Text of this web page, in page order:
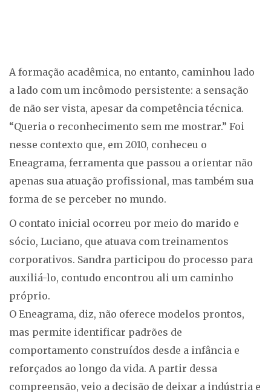
A formação acadêmica, no entanto, caminhou lado
a lado com um incômodo persistente: a sensação
de não ser vista, apesar da competência técnica.
“Queria o reconhecimento sem me mostrar.” Foi
nesse contexto que, em 2010, conheceu o
Eneagrama, ferramenta que passou a orientar não
apenas sua atuação profissional, mas também sua
forma de se perceber no mundo.
O contato inicial ocorreu por meio do marido e
sócio, Luciano, que atuava com treinamentos
corporativos. Sandra participou do processo para
auxiliá-lo, contudo encontrou ali um caminho
próprio.
O Eneagrama, diz, não oferece modelos prontos,
mas permite identificar padrões de
comportamento construídos desde a infância e
reforçados ao longo da vida. A partir dessa
compreensão, veio a decisão de deixar a indústria e